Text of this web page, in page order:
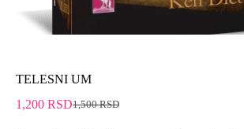
TELESNI UM
1,500RSD
1,200 RSD